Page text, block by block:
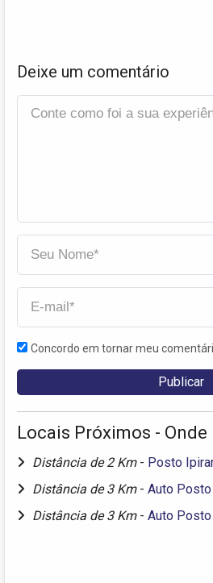
Deixe um comentário
Concordo em tornar meu
Locais Próximos - Onde
Distância de 2 Km - Posto
Distância de 3 Km - Auto Posto
Distância de 3 Km - Auto